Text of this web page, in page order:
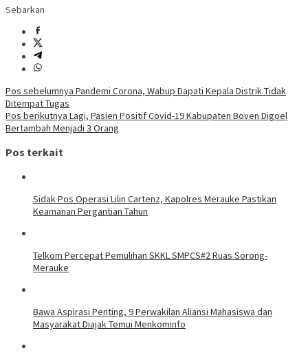
Sebarkan
Navigasi
pos
Pos sebelumnya Pandemi Corona, Wabup Dapati Kepala Distrik Tidak
Ditempat Tugas
Pos berikutnya Lagi, Pasien Positif Covid-19 Kabupaten Boven Digoel
Bertambah Menjadi 3 Orang
Pos terkait
Sidak Pos Operasi Lilin Cartenz, Kapolres Merauke Pastikan
Keamanan Pergantian Tahun
Telkom Percepat Pemulihan SKKL SMPCS#2 Ruas Sorong-
Merauke
Bawa Aspirasi Penting, 9 Perwakilan Aliansi Mahasiswa dan
Masyarakat Diajak Temui Menkominfo